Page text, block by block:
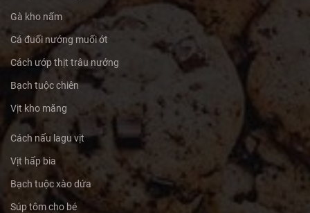
Gà kho nấm
Cá đuối nướng muối ớt
Cách ướp thịt trâu nướng
Bạch tuộc chiên
Vịt kho măng
Cách nấu lagu vịt
Vịt hấp bia
Bạch tuộc xào dứa
Súp tôm cho bé